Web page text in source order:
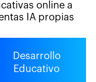
online a
IA propias
Desarrollo
Educativo